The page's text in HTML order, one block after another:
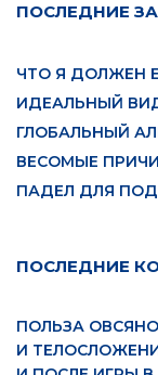
ПОСЛЕДНИЕ
ЧТО Я ДОЛЖЕН
ИДЕАЛЬНЫЙ
ГЛОБАЛЬНЫЙ
ВЕСОМЫЕ
ПАДЕЛ ДЛЯ
ПОСЛЕДНИЕ
ПОЛЬЗА
И